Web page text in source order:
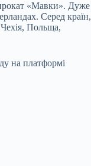
«Мавки». Дуже
Серед країн,
Чехія, Польща,
на платформі